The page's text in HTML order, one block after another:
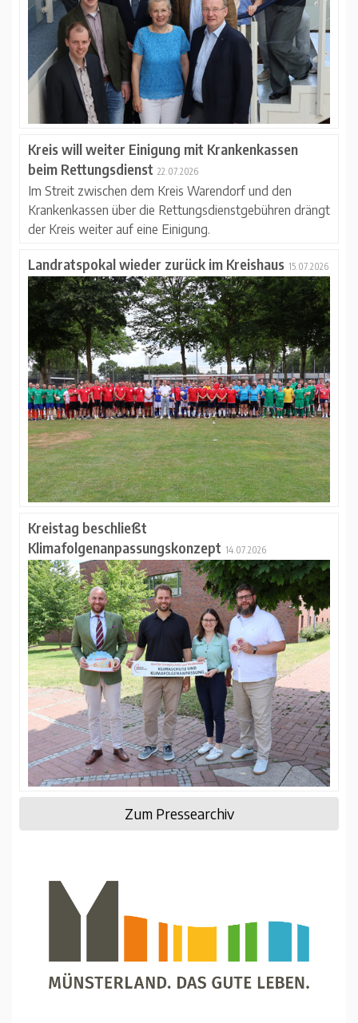
Kreis will weiter Einigung mit Krankenkassen
beim Rettungsdienst 22.07.2026
Im Streit zwischen dem Kreis Warendorf und den
Krankenkassen über die Rettungsdienstgebühren drängt
der Kreis weiter auf eine Einigung.
Landratspokal wieder zurück im Kreishaus 15.07.2026
Kreistag beschließt
Klimafolgenanpassungskonzept 14.07.2026
Zum Pressearchiv